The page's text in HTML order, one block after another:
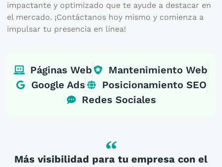
impactante y optimizado que te ayude a destacar en
el mercado. ¡Contáctanos hoy mismo y comienza a
impulsar tu presencia en línea!
Páginas Web
Mantenimiento Web
Google Ads
Posicionamiento SEO
Redes Sociales
Más visibilidad para tu empresa con el